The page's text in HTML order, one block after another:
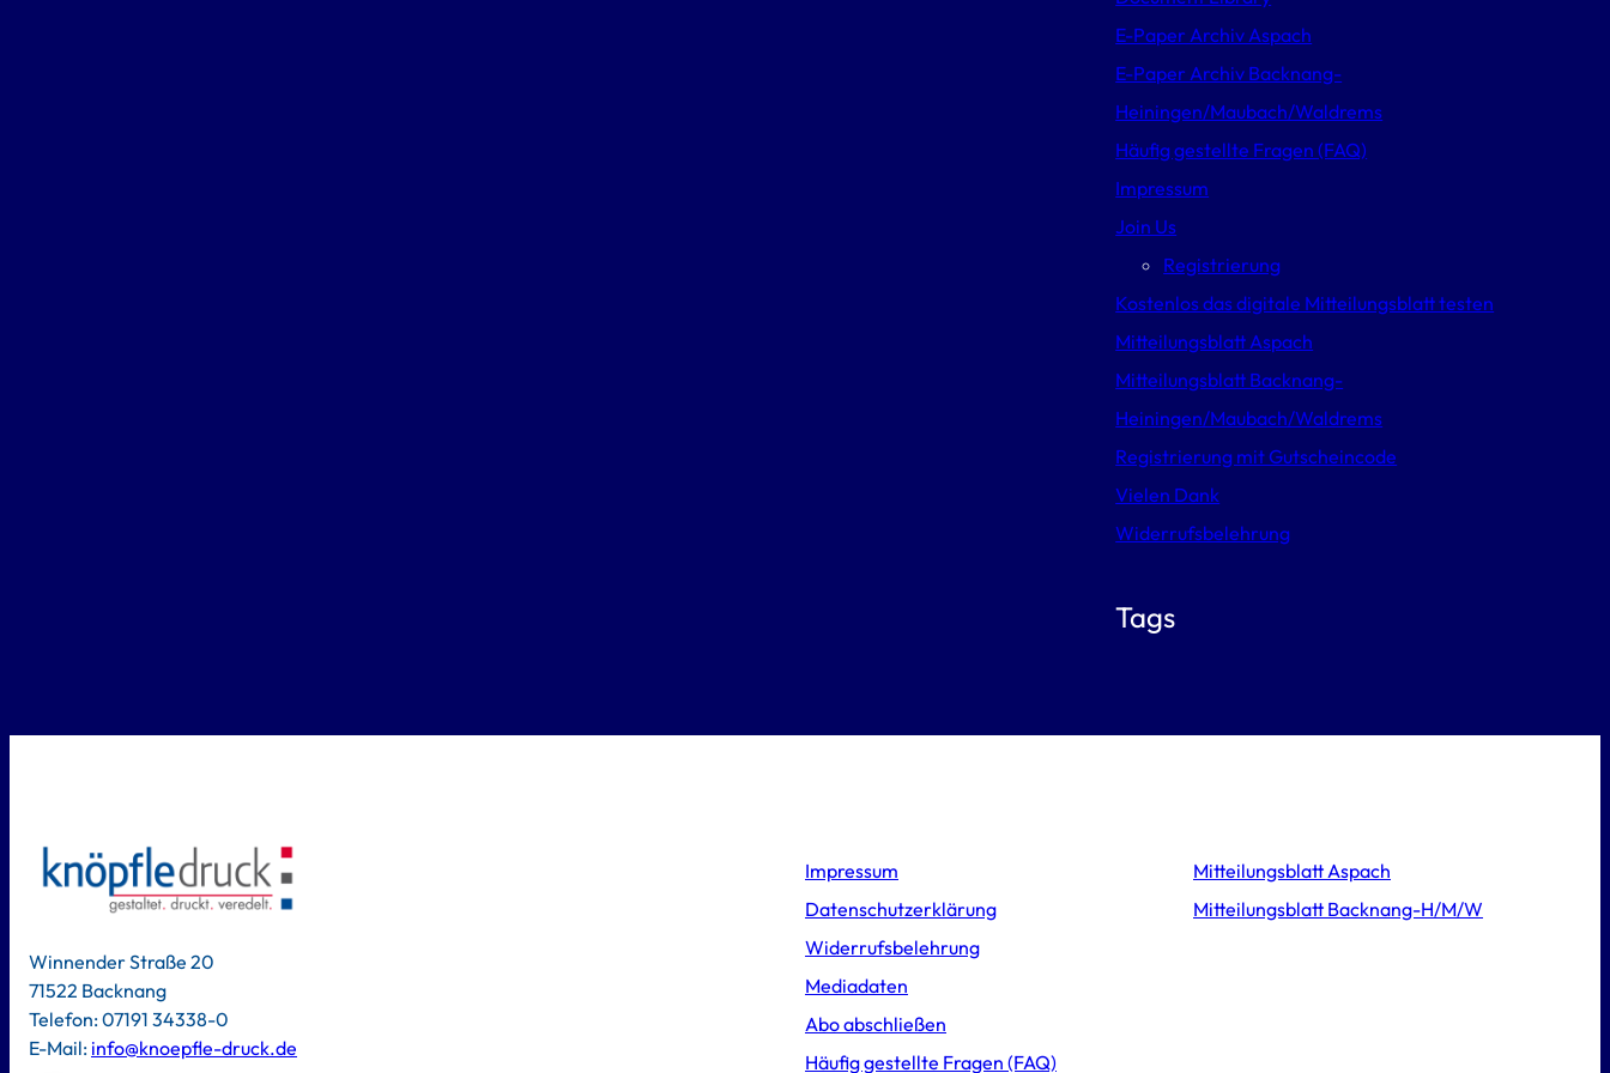
E-Paper Archiv Aspach
E-Paper Archiv Backnang-
Heiningen/Maubach/Waldrems
Häufig gestellte Fragen (FAQ)
Impressum
Join Us
Registrierung
Kostenlos das digitale Mitteilungsblatt testen
Mitteilungsblatt Aspach
Mitteilungsblatt Backnang-
Heiningen/Maubach/Waldrems
Registrierung mit Gutscheincode
Vielen Dank
Widerrufsbelehrung
Tags
Winnender Straße 20
71522 Backnang
Telefon: 07191 34338-0
E-Mail: info@knoepfle-druck.de
Impressum
Datenschutzerklärung
Widerrufsbelehrung
Mediadaten
Abo abschließen
Häufig gestellte Fragen (FAQ)
Mitteilungsblatt Aspach
Mitteilungsblatt Backnang-H/M/W